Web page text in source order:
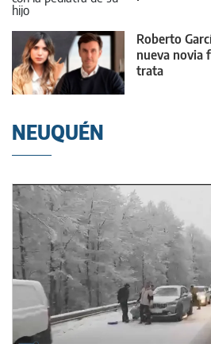
Roberto
nueva novia
trata
NEUQUÉN